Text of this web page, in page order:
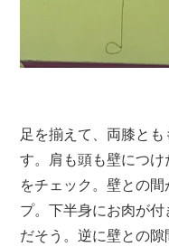
足を揃えて、両膝と
す。肩も頭も壁につ
をチェック。壁との
プ。下半身にお肉が
だそう。逆に壁との